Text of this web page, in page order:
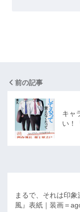
前の記事
キャ
い！
まるで、それは印
風』表紙｜装画＝